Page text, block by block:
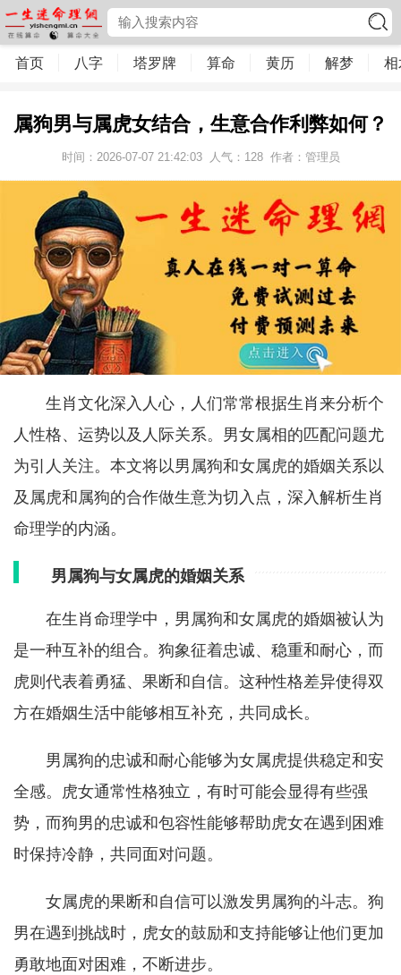
首页 八字 塔罗牌 算命 黄历 解梦 相
属狗男与属虎女结合，生意合作利弊如何？
时间：2026-07-07 21:42:03 人气： 128 作者：管理员
生肖文化深入人心，人们常常根据生肖来分析个
人性格、运势以及人际关系。男女属相的匹配问题尤
为引人关注。本文将以男属狗和女属虎的婚姻关系以
及属虎和属狗的合作做生意为切入点，深入解析生肖
命理学的内涵。
男属狗与女属虎的婚姻关系
在生肖命理学中，男属狗和女属虎的婚姻被认为
是一种互补的组合。狗象征着忠诚、稳重和耐心，而
虎则代表着勇猛、果断和自信。这种性格差异使得双
方在婚姻生活中能够相互补充，共同成长。
男属狗的忠诚和耐心能够为女属虎提供稳定和安
全感。虎女通常性格独立，有时可能会显得有些强
势，而狗男的忠诚和包容性能够帮助虎女在遇到困难
时保持冷静，共同面对问题。
女属虎的果断和自信可以激发男属狗的斗志。狗
男在遇到挑战时，虎女的鼓励和支持能够让他们更加
勇敢地面对困难，不断进步。